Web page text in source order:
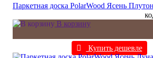
Паркетная доска PolarWood Ясень
В корзину
Купить дешевле